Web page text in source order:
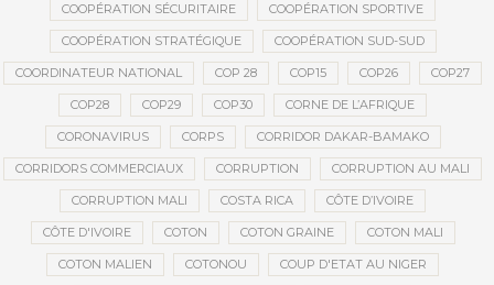
COOPÉRATION SÉCURITAIRE COOPÉRATION SPORTIVE
COOPÉRATION STRATÉGIQUE COOPÉRATION SUD-SUD
COORDINATEUR NATIONAL COP 28 COP15 COP26 COP27
COP28 COP29 COP30 CORNE DE L’AFRIQUE
CORONAVIRUS CORPS CORRIDOR DAKAR-BAMAKO
CORRIDORS COMMERCIAUX CORRUPTION CORRUPTION AU MALI
CORRUPTION MALI COSTA RICA CÔTE D’IVOIRE
CÔTE D'IVOIRE COTON COTON GRAINE COTON MALI
COTON MALIEN COTONOU COUP D'ETAT AU NIGER